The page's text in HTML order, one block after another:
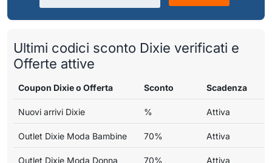
Ultimi codici sconto Dixie verificati e
Offerte attive
Coupon Dixie o Offerta Sconto Scadenza
Nuovi arrivi Dixie % Attiva
Outlet Dixie Moda Bambine 70% Attiva
Outlet Dixie Moda Donna 70% Attiva